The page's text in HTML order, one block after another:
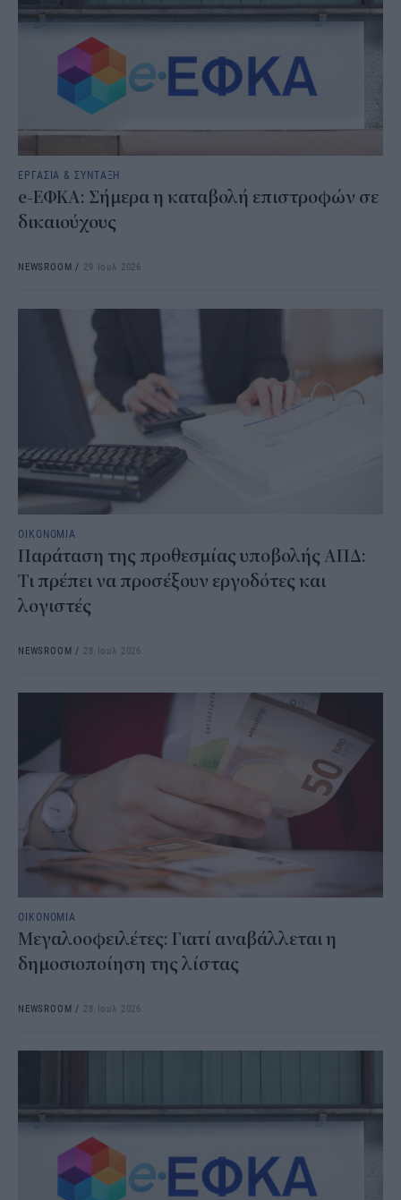
ΕΡΓΑΣΙΑ & ΣΥΝΤΑΞΗ
e-ΕΦΚΑ: Σήμερα η καταβολή επιστροφών σε
δικαιούχους
NEWSROOM / 29 Ιουλ 2026
ΟΙΚΟΝΟΜΙΑ
Παράταση της προθεσμίας υποβολής ΑΠΔ:
Τι πρέπει να προσέξουν εργοδότες και
λογιστές
NEWSROOM / 28 Ιουλ 2026
ΟΙΚΟΝΟΜΙΑ
Μεγαλοοφειλέτες: Γιατί αναβάλλεται η
δημοσιοποίηση της λίστας
NEWSROOM / 28 Ιουλ 2026